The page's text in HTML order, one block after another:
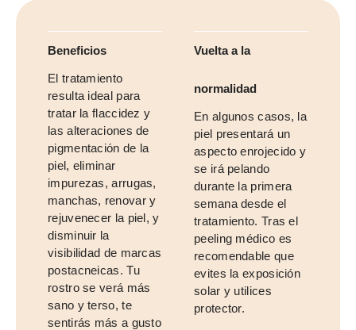
Beneficios
El tratamiento
resulta ideal para
tratar la flaccidez y
las alteraciones de
pigmentación de la
piel, eliminar
impurezas, arrugas,
manchas, renovar y
rejuvenecer la piel, y
disminuir la
visibilidad de marcas
postacneicas. Tu
rostro se verá más
sano y terso, te
sentirás más a gusto
Vuelta a la
normalidad
En algunos casos, la
piel presentará un
aspecto enrojecido y
se irá pelando
durante la primera
semana desde el
tratamiento. Tras el
peeling médico es
recomendable que
evites la exposición
solar y utilices
protector.